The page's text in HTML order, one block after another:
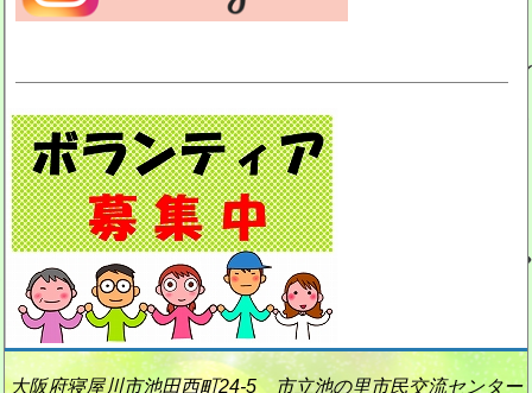
大阪府寝屋川市池田西町24-5 市立池の里市民交流センター